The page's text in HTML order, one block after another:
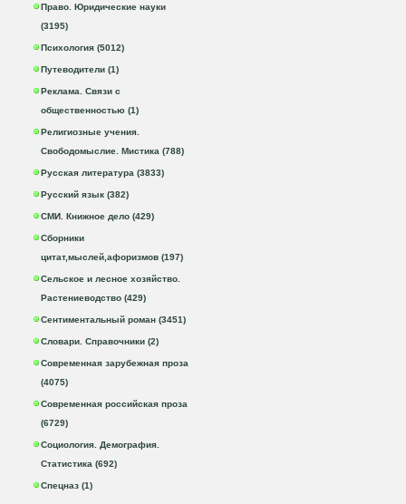
Право. Юридические науки
(3195)
Психология (5012)
Путеводители (1)
Реклама. Связи с
общественностью (1)
Религиозные учения.
Свободомыслие. Мистика (788)
Русская литература (3833)
Русский язык (382)
СМИ. Книжное дело (429)
Сборники
цитат,мыслей,афоризмов (197)
Сельское и лесное хозяйство.
Растениеводство (429)
Сентиментальный роман (3451)
Словари. Справочники (2)
Современная зарубежная проза
(4075)
Современная российская проза
(6729)
Социология. Демография.
Статистика (692)
Спецназ (1)